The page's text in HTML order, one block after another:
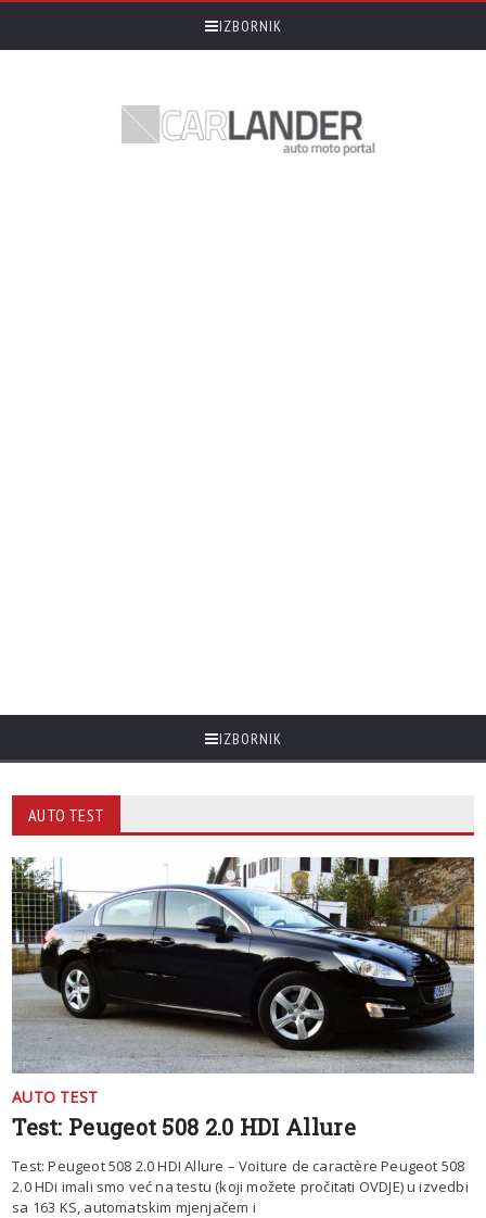
IZBORNIK
IZBORNIK
AUTO TEST
AUTO TEST
Test: Peugeot 508 2.0 HDI Allure
Test: Peugeot 508 2.0 HDI Allure – Voiture de caractère Peugeot 508
2.0 HDi imali smo već na testu (koji možete pročitati OVDJE) u izvedbi
sa 163 KS, automatskim mjenjačem i